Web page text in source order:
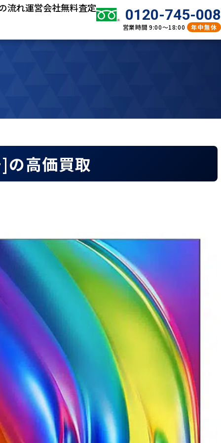
流れ運営会社無料査定 0120-745-008
営業時間 9:00～18:00 年中無休
高価買取